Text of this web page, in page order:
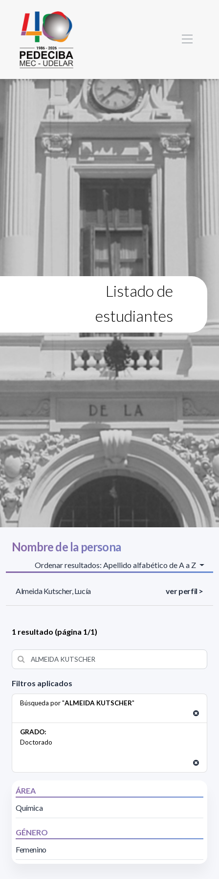
Listado de
estudiantes
Filtros aplicados
Búsqueda por "ALMEIDA KUTSCHER"
GRADO:
Doctorado
ÁREA
Química
GÉNERO
Femenino
Nombre de la persona
Ordenar resultados: Apellido alfabético de A a Z
Almeida Kutscher, Lucía ver perfil >
1 resultado (página 1/1)